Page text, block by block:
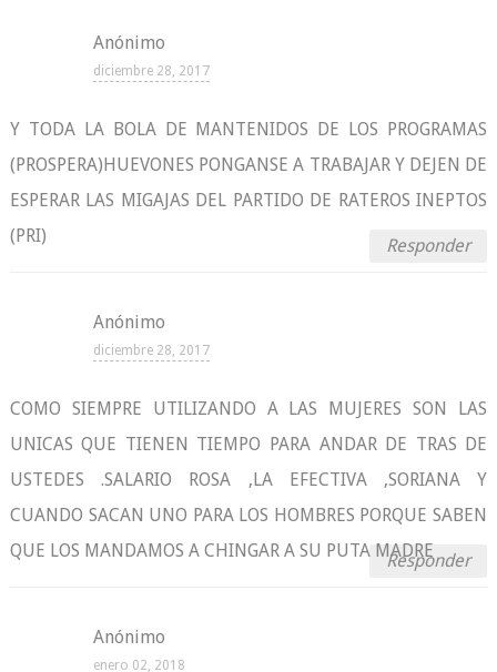
Anónimo
diciembre 28, 2017
Y TODA LA BOLA DE MANTENIDOS DE LOS PROGRAMAS
(PROSPERA)HUEVONES PONGANSE A TRABAJAR Y DEJEN DE
ESPERAR LAS MIGAJAS DEL PARTIDO DE RATEROS INEPTOS
(PRI)
Responder
Anónimo
diciembre 28, 2017
COMO SIEMPRE UTILIZANDO A LAS MUJERES SON LAS
UNICAS QUE TIENEN TIEMPO PARA ANDAR DE TRAS DE
USTEDES .SALARIO ROSA ,LA EFECTIVA ,SORIANA Y
CUANDO SACAN UNO PARA LOS HOMBRES PORQUE SABEN
QUE LOS MANDAMOS A CHINGAR A SU PUTA MADRE
Responder
Anónimo
enero 02, 2018